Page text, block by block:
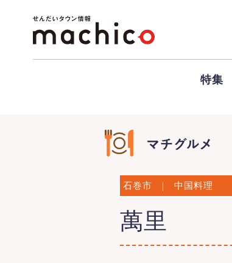
特集
石巻市 ｜ 中国料理
萬里